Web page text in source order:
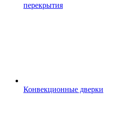
перекрытия
Конвекционные дверки